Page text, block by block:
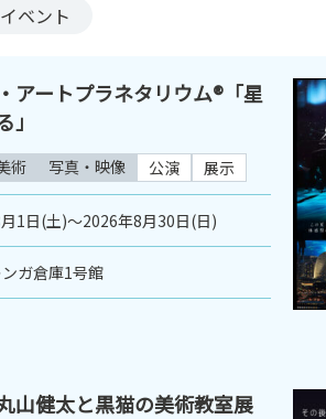
ベント
アートプラネタリウム®「星
」
術 写真・映像 公演 展示
1日(土)～2026年8月30日(日)
ガ倉庫1号館
山健太と黒猫の美術教室展